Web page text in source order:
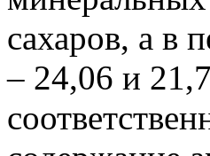
сахаров, а в
– 24,06 и